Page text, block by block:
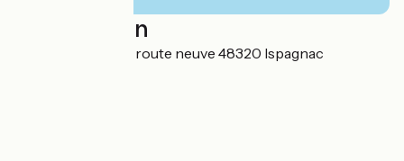
Localisation
Gorges du Tarn 21 route neuve 48320 Ispagnac